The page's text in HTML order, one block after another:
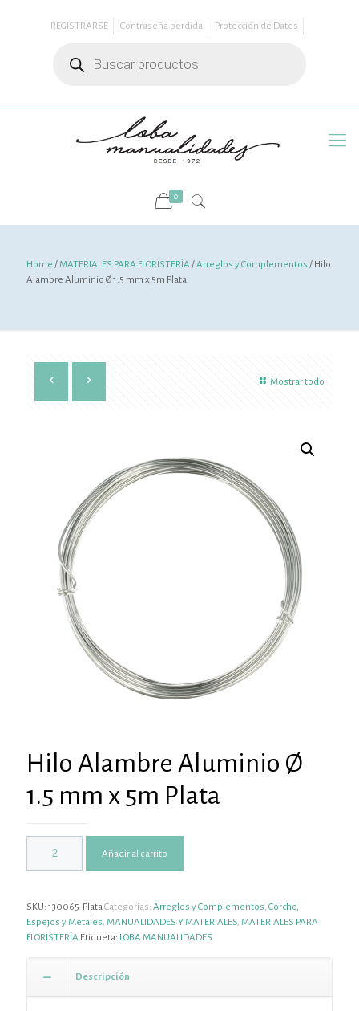
REGISTRARSE Contraseña perdida
Protección de Datos
productos
0
Home /MATERIALES PARA FLORISTERÍA /Arreglos y Complementos / Hilo
Alambre Aluminio Ø 1.5 mm x 5m Plata
Mostrar todo
Hilo Alambre Aluminio Ø
1.5 mm x 5m Plata
Añadir al carrito
SKU: 130065-PlataCategorías: Arreglos y Complementos, Corcho,
Espejos y Metales, MANUALIDADES Y MATERIALES, MATERIALES PARA
FLORISTERÍA Etiqueta: LOBA MANUALIDADES
Descripción